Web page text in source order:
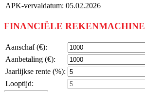
APK-vervaldatum: 05.02.2026
FINANCIËLE REKENMACHINE
Aanschaf (€):
Aanbetaling (€):
Jaarlijkse rente (%):
Looptijd: